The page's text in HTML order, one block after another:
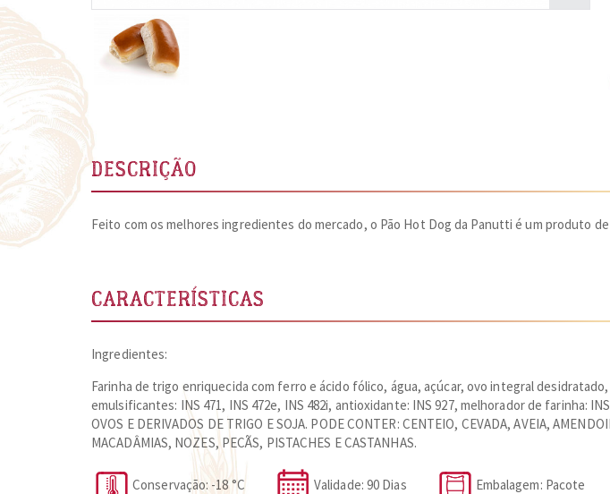
DESCRIÇÃO
Feito com os melhores ingredientes do mercado, o Pão Hot Dog da Panutti é um produto
CARACTERÍSTICAS
Ingredientes:
Farinha de trigo enriquecida com ferro e ácido fólico, água, açúcar, ovo integral
emulsificantes: INS 471, INS 472e, INS 482i, antioxidante: INS 927, melhorador de farinha:
OVOS E DERIVADOS DE TRIGO E SOJA. PODE CONTER: CENTEIO, CEVADA, AVEIA,
MACADÂMIAS, NOZES, PECÃS, PISTACHES E CASTANHAS.
Conservação: -18 °C Validade: 90 Dias Embalagem: Pacote